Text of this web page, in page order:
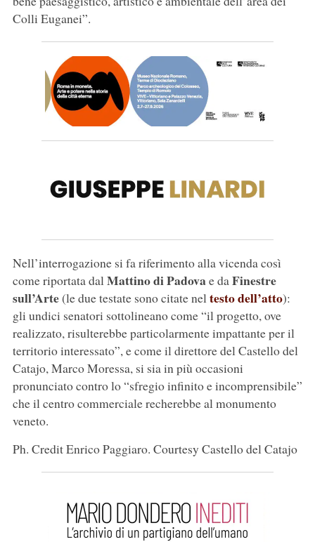
Colli Euganei”.
Nell’interrogazione si fa riferimento alla vicenda così
come riportata dalMattino di Padovae daFinestre
sull’Arte(le due testate sono citate neltesto dell’atto):
gli undici senatori sottolineano come “il progetto, ove
realizzato, risulterebbe particolarmente impattante per il
territorio interessato”, e come il direttore del Castello del
Catajo, Marco Moressa, si sia in più occasioni
pronunciato contro lo “sfregio infinito e incomprensibile”
che il centro commerciale recherebbe al monumento
veneto.
Ph. Credit Enrico Paggiaro. Courtesy Castello del Catajo